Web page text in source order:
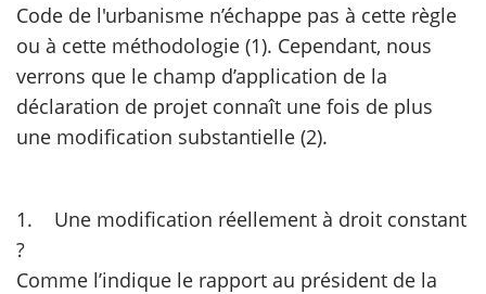
Code de l'urbanisme n’échappe pas à cette règle
ou à cette méthodologie (1). Cependant, nous
verrons que le champ d’application de la
déclaration de projet connaît une fois de plus
une modification substantielle (2).
1. Une modification réellement à droit constant
?
Comme l’indique le rapport au président de la